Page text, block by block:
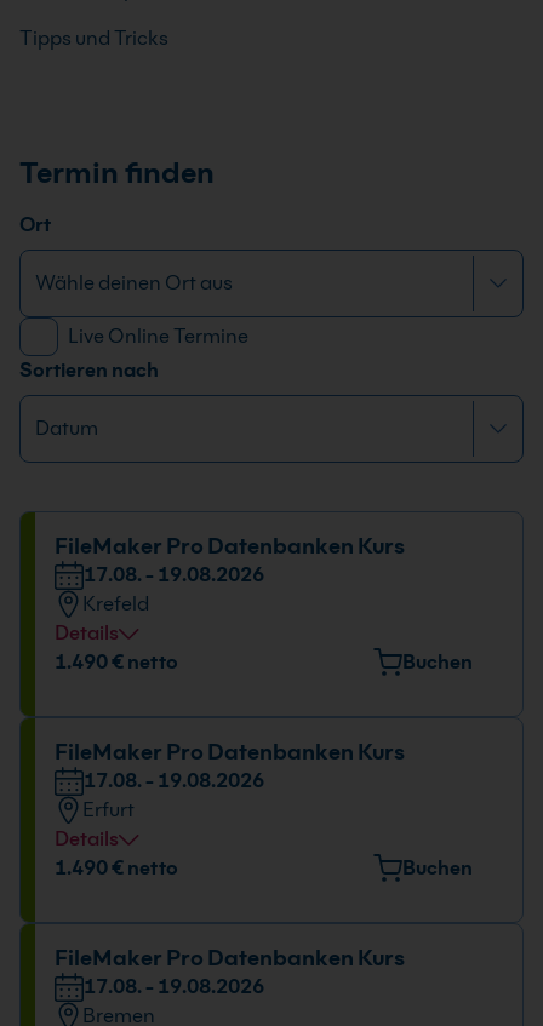
Tipps und Tricks
Termin finden
Ort
Live Online Termine
Sortieren nach
FileMaker Pro Datenbanken Kurs
17.08. - 19.08.2026
Krefeld
Details
Veranstaltungsort
Datum und Uhrzeit
17.08. - 19.08.2026
09:00 - 16:00 Uhr
1.490 € netto Buchen
FileMaker Pro Datenbanken Kurs
17.08. - 19.08.2026
Erfurt
Details
Veranstaltungsort
Datum und Uhrzeit
17.08. - 19.08.2026
1.490 € netto Buchen
FileMaker Pro Datenbanken Kurs
17.08. - 19.08.2026
Bremen